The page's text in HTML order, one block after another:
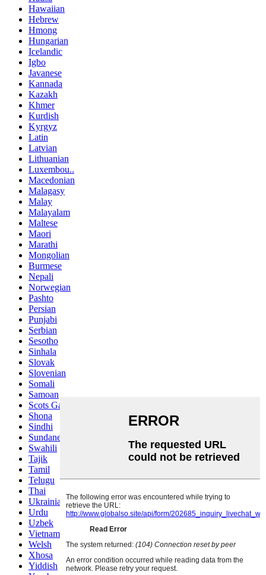
Hawaiian
Hebrew
Hmong
Hungarian
Icelandic
Igbo
Javanese
Kannada
Kazakh
Khmer
Kurdish
Kyrgyz
Latin
Latvian
Lithuanian
Luxembou..
Macedonian
Malagasy
Malay
Malayalam
Maltese
Maori
Marathi
Mongolian
Burmese
Nepali
Norwegian
Pashto
Persian
Punjabi
Serbian
Sesotho
Sinhala
Slovak
Slovenian
Somali
Samoan
Scots Gaelic
Shona
Sindhi
Sundanese
Swahili
Tajik
Tamil
Telugu
Thai
Ukrainian
Urdu
Uzbek
Vietnamese
Welsh
Xhosa
Yiddish